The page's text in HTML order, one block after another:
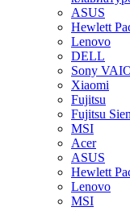
ASUS
Hewlett
Lenovo
DELL
Sony
Xiaomi
Fujitsu
Fujitsu
MSI
Acer
ASUS
Hewlett
Lenovo
MSI